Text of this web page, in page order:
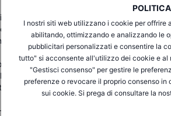
I nostri siti web utilizzano i cookie per offrire
abilitando, ottimizzando e analizzando le
pubblicitari personalizzati e consentire la
tutto" si acconsente all'utilizzo dei cookie e
"Gestisci consenso" per gestire le
preferenze o revocare il proprio consenso
sui cookie. Si prega di consultare la
positivi e dal calo dei rendimenti
di otto mesi, spinto daSociété Générale
invece perso terreno, con Saab,
piano di pace in Ucraina. L’atteggiamento
le azioni britanniche. Gli investitori
rally possa continuare.
una seduta contrastata. AHong Kong, l’
sostenuto dai futures USA e dal boom dell’
%) e